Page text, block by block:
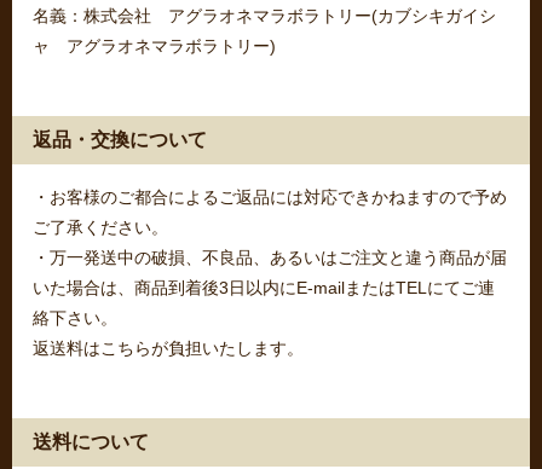
名義：株式会社 アグラオネマラボラトリー(カブシキガイシ
ャ アグラオネマラボラトリー)
返品・交換について
・お客様のご都合によるご返品には対応できかねますので予め
ご了承ください。
・万一発送中の破損、不良品、あるいはご注文と違う商品が届
いた場合は、商品到着後3日以内にE-mailまたはTELにてご連
絡下さい。
返送料はこちらが負担いたします。
送料について